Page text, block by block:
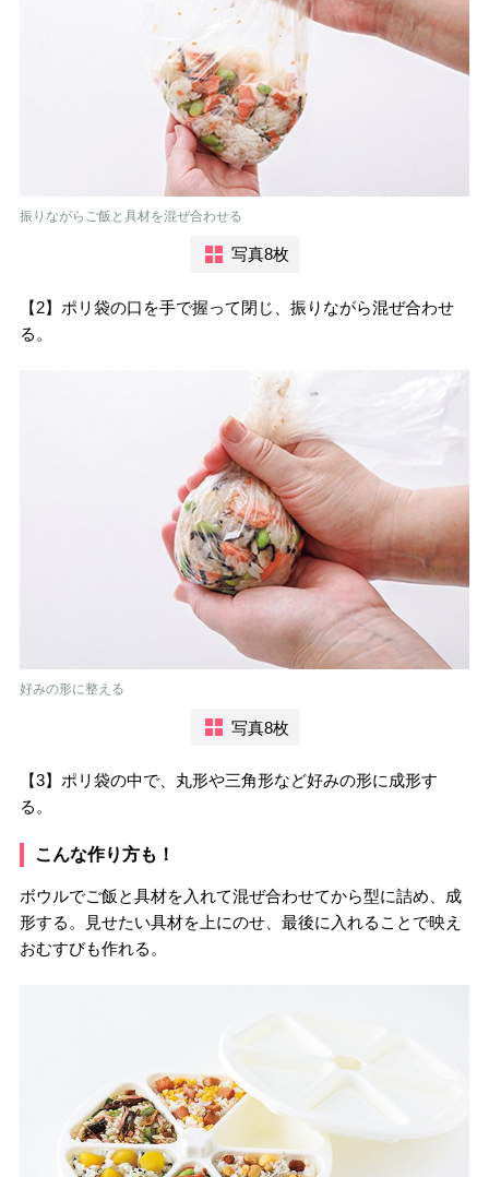
振りながらご飯と具材を混ぜ合わせる
写真8枚
【2】ポリ袋の口を手で握って閉じ、振りながら混ぜ合わせ
る。
好みの形に整える
写真8枚
【3】ポリ袋の中で、丸形や三角形など好みの形に成形す
る。
こんな作り方も！
ボウルでご飯と具材を入れて混ぜ合わせてから型に詰め、成
形する。見せたい具材を上にのせ、最後に入れることで映え
おむすびも作れる。